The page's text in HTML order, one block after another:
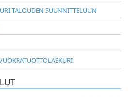
TALOUDEN SUUNNITTELUUN